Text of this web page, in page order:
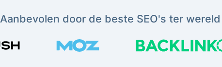
Aanbevolen door de beste SEO's ter wereld